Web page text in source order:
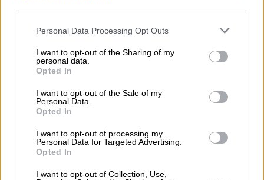
Please note that this website/app uses one or more Google
not limited to your visit or usage behaviour. You may click to
grant or deny consent to Google and its third-party tags to
use your data for below specified purposes in below Google
consent section.
Personal Data Processing Opt Outs
I want to opt-out of the Sharing of my
personal data.
Opted In
I want to opt-out of the Sale of my
Personal Data.
Opted In
I want to opt-out of processing my
Personal Data for Targeted Advertising.
Opted In
I want to opt-out of Collection, Use,
Οι μόδες που κάνουν το Διαδίκτυο
παγίδα θανάτου για τους νέους
Τα «παιχνίδια δοκιμασιών» έχουν σπρώξει
στον θάνατο εκατοντάδες εφήβους,
ΑΛΛΑ #TAGS
Κρήτη
Διαδίκτυο